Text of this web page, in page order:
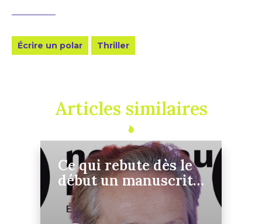
Écrire un polar Thriller
Articles similaires
Ce qui rebute dès le
début un manuscrit –
Yannick Dehée